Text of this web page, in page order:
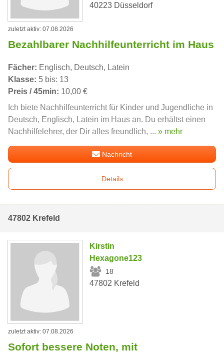
40223 Düsseldorf
zuletzt aktiv: 07.08.2026
Bezahlbarer Nachhilfeunterricht im Haus
Fächer: Englisch, Deutsch, Latein
Klasse: 5 bis: 13
Preis / 45min: 10,00 €
Ich biete Nachhilfeunterricht für Kinder und Jugendliche in
Deutsch, Englisch, Latein im Haus an. Du erhältst einen
Nachhilfelehrer, der Dir alles freundlich, ... » mehr
Nachricht
Details
47802 Krefeld
Kirstin
Hexagone123
18
47802 Krefeld
zuletzt aktiv: 07.08.2026
Sofort bessere Noten, mit